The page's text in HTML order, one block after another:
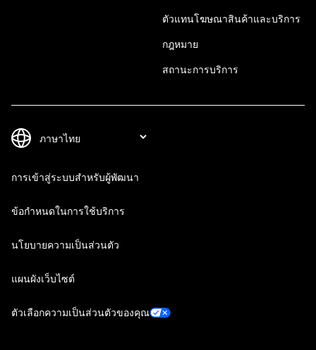
ตัวแทนโฆษณาสินค้าและบริการ
กฎหมาย
สถานะการบริการ
การเข้าสู่ระบบสำหรับผู้พัฒนา
ข้อกำหนดในการใช้บริการ
นโยบายความเป็นส่วนตัว
แผนผังเว็บไซต์
ตัวเลือกความเป็นส่วนตัวของคุณ